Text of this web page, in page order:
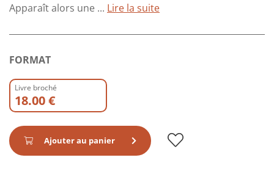
Apparaît alors une ... Lire la suite
FORMAT
Livre broché
18.00 €
Ajouter au panier